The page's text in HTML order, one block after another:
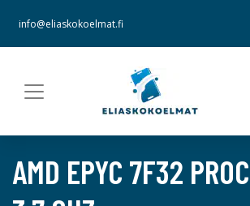
info@eliaskokoelmat.fi
AMD EPYC 7F32